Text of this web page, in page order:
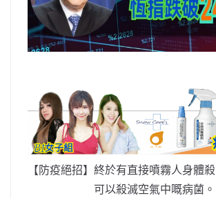
【防疫絕招】終於有直接噴霧人身體
可以殺滅空氣中嘅病菌。